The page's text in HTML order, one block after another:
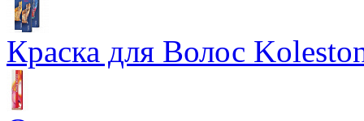
Краска для Волос